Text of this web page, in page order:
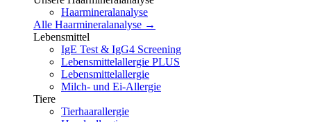
Haarmineralanalyse
Alle Haarmineralanalyse →
Lebensmittel
IgE Test & IgG4 Screening
Lebensmittelallergie PLUS
Lebensmittelallergie
Milch- und Ei-Allergie
Tiere
Tierhaarallergie